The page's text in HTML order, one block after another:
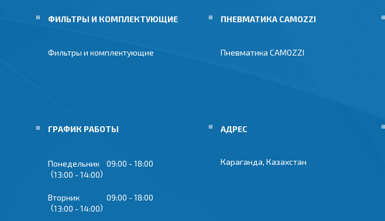
ФИЛЬТРЫ И КОМПЛЕКТУЮЩИЕ
Фильтры и комплектующие
ПНЕВМАТИКА CAMOZZI
Пневматика CAMOZZI
ГРАФИК РАБОТЫ
Понедельник 09:00
18:00
13:00
14:00
Вторник 09:00
18:00
13:00
14:00
Караганда, Казахстан